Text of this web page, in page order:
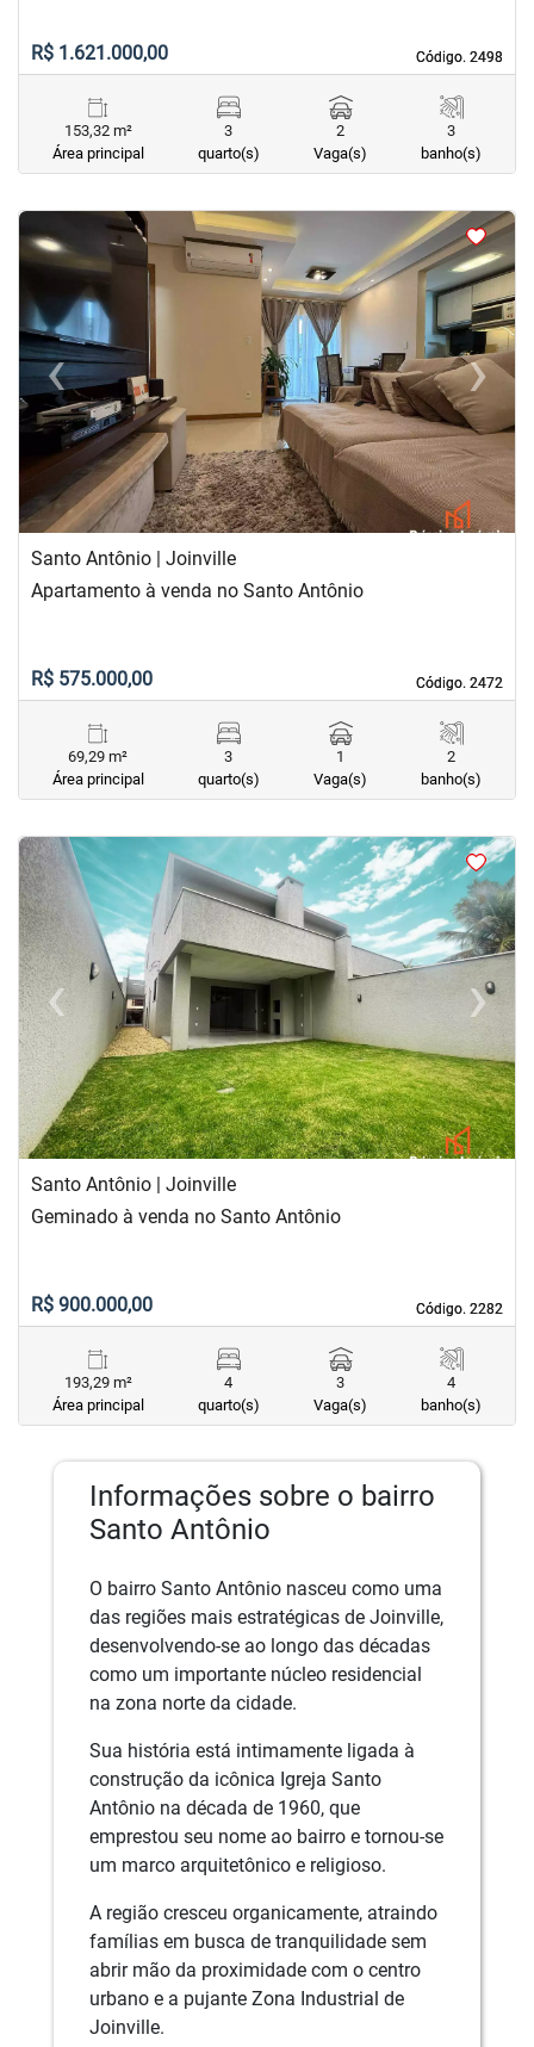
Código. 2498
Código. 2498
R$ 1.621.000,00
153,32 m²
Área principal
3
quarto(s)
2
Vaga(s)
3
banho(s)
<
‹Previous ›Next
Santo Antônio | Joinville
Código. 2472
Código. 2472
Apartamento à venda no Santo Antônio
R$ 575.000,00
69,29 m²
Área principal
3
quarto(s)
1
Vaga(s)
2
banho(s)
<<< <
‹Previous ›Next
Santo Antônio | Joinville
Código. 2282
Código. 2282
Geminado à venda no Santo Antônio
R$ 900.000,00
193,29 m²
Área principal
4
quarto(s)
3
Vaga(s)
4
banho(s)
Informações sobre o bairro
Santo Antônio
O bairro Santo Antônio nasceu como uma
das regiões mais estratégicas de Joinville,
desenvolvendo-se ao longo das décadas
como um importante núcleo residencial
na zona norte da cidade.
Sua história está intimamente ligada à
construção da icônica Igreja Santo
Antônio na década de 1960, que
emprestou seu nome ao bairro e tornou-se
um marco arquitetônico e religioso.
A região cresceu organicamente, atraindo
famílias em busca de tranquilidade sem
abrir mão da proximidade com o centro
urbano e a pujante Zona Industrial de
Joinville.